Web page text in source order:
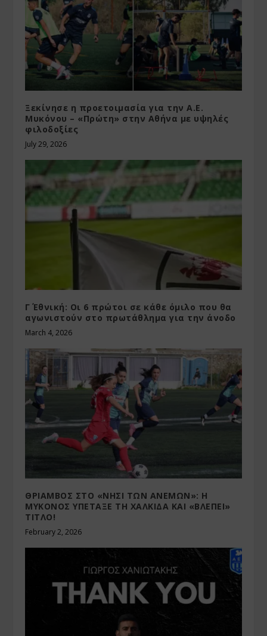
Ξεκίνησε η προετοιμασία για την Α.Ε.
Μυκόνου – «Πρώτη» στην Αθήνα με υψηλές
φιλοδοξίες
July 29, 2026
Γ΄ Εθνική: Οι 6 πρώτοι σε κάθε όμιλο που θα
αγωνιστούν στο πρωτάθλημα για την άνοδο
March 4, 2026
ΘΡΙΑΜΒΟΣ ΣΤΟ «ΝΗΣΙ ΤΩΝ ΑΝΕΜΩΝ»: Η
ΜΥΚΟΝΟΣ ΥΠΕΤΑΞΕ ΤΗ ΧΑΛΚΙΔΑ ΚΑΙ «ΒΛΕΠΕΙ»
ΤΙΤΛΟ!
February 2, 2026